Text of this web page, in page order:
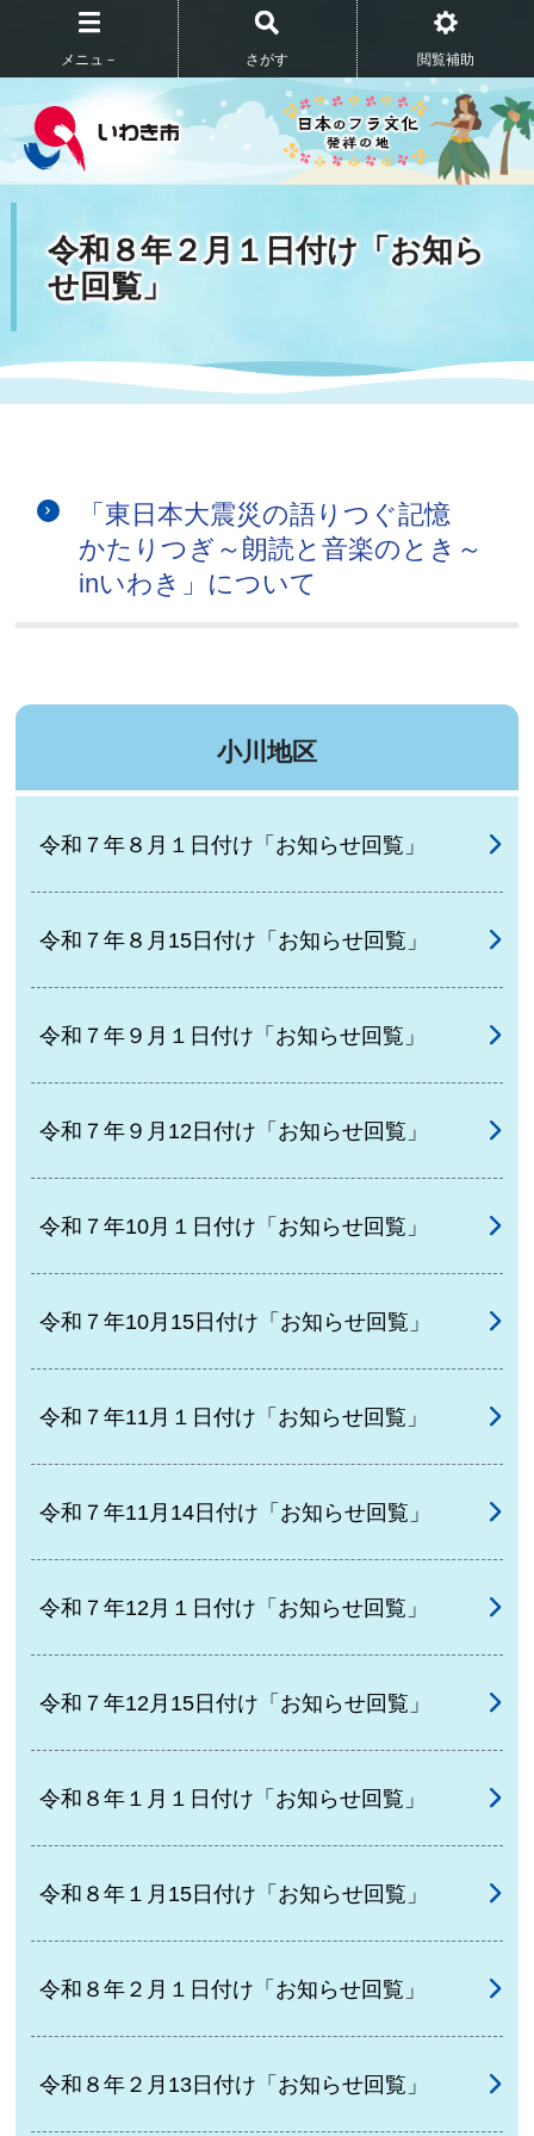
メニュ－ さがす 閲覧補助
令和８年２月１日付け「お知ら
せ回覧」
「東日本大震災の語りつぐ記憶
かたりつぎ～朗読と音楽のとき～
inいわき」について
小川地区
令和７年８月１日付け「お知らせ回覧」
令和７年８月15日付け「お知らせ回覧」
令和７年９月１日付け「お知らせ回覧」
令和７年９月12日付け「お知らせ回覧」
令和７年10月１日付け「お知らせ回覧」
令和７年10月15日付け「お知らせ回覧」
令和７年11月１日付け「お知らせ回覧」
令和７年11月14日付け「お知らせ回覧」
令和７年12月１日付け「お知らせ回覧」
令和７年12月15日付け「お知らせ回覧」
令和８年１月１日付け「お知らせ回覧」
令和８年１月15日付け「お知らせ回覧」
令和８年２月１日付け「お知らせ回覧」
令和８年２月13日付け「お知らせ回覧」